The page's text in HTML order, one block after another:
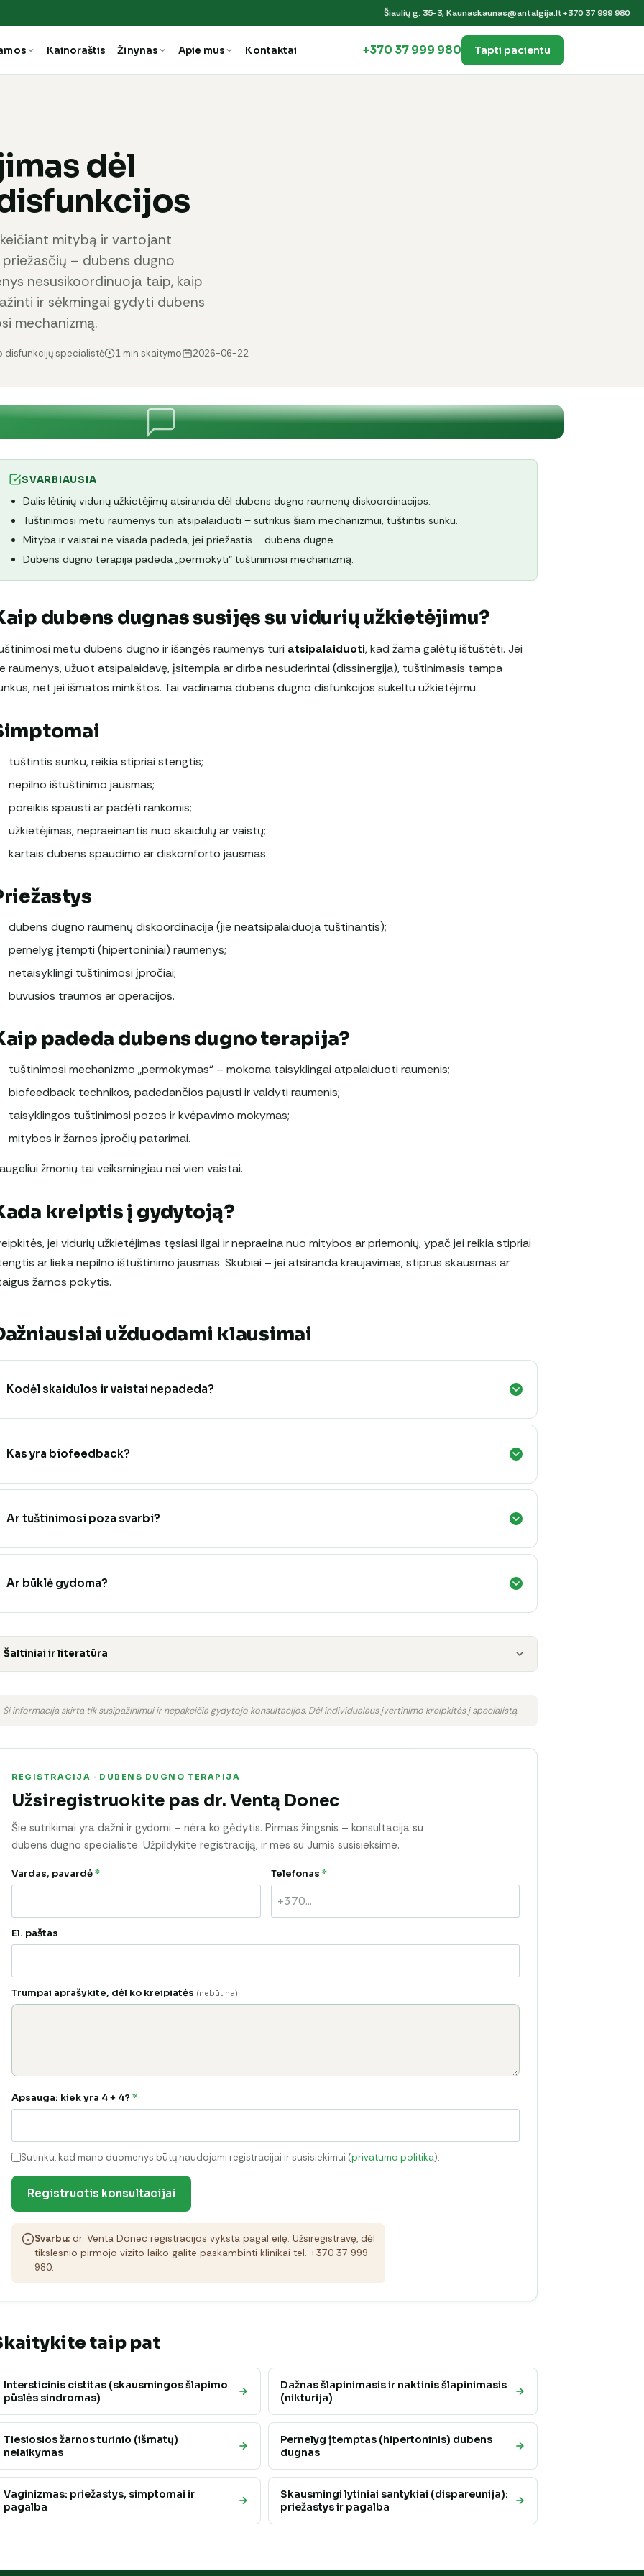
Šiaulių g. 35-3, Kaunaskaunas@antalgija.lt+370 37 999 980
Kainoraštis Žinynas Apie mus Kontaktai +370 37 999 980 Tapti pacientu
dėl
mitybą ir vartojant
– dubens dugno
nesusikoordinuoja taip, kaip
ir sėkmingai gydyti dubens
mechanizmą.
disfunkcijų specialistė 1 min skaitymo 2026-06-22
SVARBIAUSIA
Dalis lėtinių vidurių užkietėjimų atsiranda dėl dubens dugno raumenų diskoordinacijos.
Tuštinimosi metu raumenys turi atsipalaiduoti – sutrikus šiam mechanizmui, tuštintis sunku.
Mityba ir vaistai ne visada padeda, jei priežastis – dubens dugne.
Dubens dugno terapija padeda „permokyti“ tuštinimosi mechanizmą.
dubens dugnas susijęs su vidurių užkietėjimu?
metu dubens dugno ir išangės raumenys turi atsipalaiduoti, kad žarna galėtų ištuštėti. Jei
raumenys, užuot atsipalaidavę, įsitempia ar dirba nesuderintai (dissinergija), tuštinimasis tampa
net jei išmatos minkštos. Tai vadinama dubens dugno disfunkcijos sukeltu užkietėjimu.
tuštintis sunku, reikia stipriai stengtis;
nepilno ištuštinimo jausmas;
poreikis spausti ar padėti rankomis;
užkietėjimas, nepraeinantis nuo skaidulų ar vaistų;
kartais dubens spaudimo ar diskomforto jausmas.
dubens dugno raumenų diskoordinacija (jie neatsipalaiduoja tuštinantis);
pernelyg įtempti (hipertoniniai) raumenys;
netaisyklingi tuštinimosi įpročiai;
buvusios traumos ar operacijos.
padeda dubens dugno terapija?
tuštinimosi mechanizmo „permokymas“ – mokoma taisyklingai atpalaiduoti raumenis;
biofeedback technikos, padedančios pajusti ir valdyti raumenis;
taisyklingos tuštinimosi pozos ir kvėpavimo mokymas;
mitybos ir žarnos įpročių patarimai.
žmonių tai veiksmingiau nei vien vaistai.
kreiptis į gydytoją?
jei vidurių užkietėjimas tęsiasi ilgai ir nepraeina nuo mitybos ar priemonių, ypač jei reikia stipriai
ar lieka nepilno ištuštinimo jausmas. Skubiai – jei atsiranda kraujavimas, stiprus skausmas ar
žarnos pokytis.
užduodami klausimai
Kodėl skaidulos ir vaistai nepadeda?
Kas yra biofeedback?
Ar tuštinimosi poza svarbi?
Ar būklė gydoma?
Šaltiniai ir literatūra
Ši informacija skirta tik susipažinimui ir nepakeičia gydytojo konsultacijos. Dėl individualaus įvertinimo kreipkitės į specialistą.
REGISTRACIJA · DUBENS DUGNO TERAPIJA
Užsiregistruokite pas dr. Ventą Donec
Šie sutrikimai yra dažni ir gydomi – nėra ko gėdytis. Pirmas žingsnis – konsultacija su
dubens dugno specialiste. Užpildykite registraciją, ir mes su Jumis susisieksime.
Vardas, pavardė* Telefonas *
El. paštas
Trumpai aprašykite, dėl ko kreipiatės (nebūtina)
Apsauga: kiek yra 4 + 4? *
Sutinku, kad mano duomenys būtų naudojami registracijai ir susisiekimui (privatumo politika).
Registruotis konsultacijai
Svarbu: dr. Venta Donec registracijos vyksta pagal eilę. Užsiregistravę, dėl
tikslesnio pirmojo vizito laiko galite paskambinti klinikai tel. +370 37 999
980.
taip pat
Intersticinis cistitas (skausmingos šlapimo
pūslės sindromas)
Dažnas šlapinimasis ir naktinis šlapinimasis
(nikturija)
Tiesiosios žarnos turinio (išmatų)
nelaikymas
Pernelyg įtemptas (hipertoninis) dubens
dugnas
Vaginizmas: priežastys, simptomai ir
pagalba
Skausmingi lytiniai santykiai (dispareunija):
priežastys ir pagalba